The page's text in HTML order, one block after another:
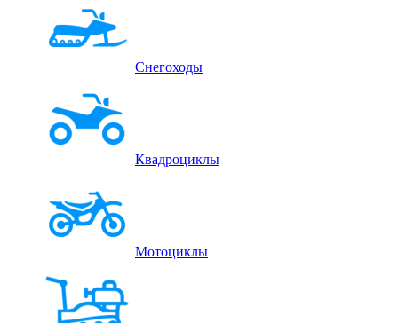
Снегоходы
Квадроциклы
Мотоциклы